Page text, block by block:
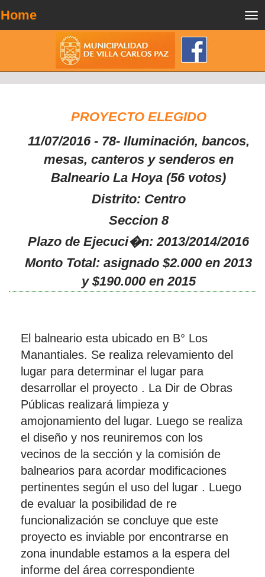
Home
PROYECTO ELEGIDO
11/07/2016 - 78- Iluminación, bancos,
mesas, canteros y senderos en
Balneario La Hoya (56 votos)
Distrito: Centro
Seccion 8
Plazo de Ejecuci�n: 2013/2014/2016
Monto Total: asignado $2.000 en 2013
y $190.000 en 2015
El balneario esta ubicado en B° Los
Manantiales. Se realiza relevamiento del
lugar para determinar el lugar para
desarrollar el proyecto . La Dir de Obras
Públicas realizará limpieza y
amojonamiento del lugar. Luego se realiza
el diseño y nos reuniremos con los
vecinos de la sección y la comisión de
balnearios para acordar modificaciones
pertinentes según el uso del lugar . Luego
de evaluar la posibilidad de re
funcionalización se concluye que este
proyecto es inviable por encontrarse en
zona inundable estamos a la espera del
informe del área correspondiente